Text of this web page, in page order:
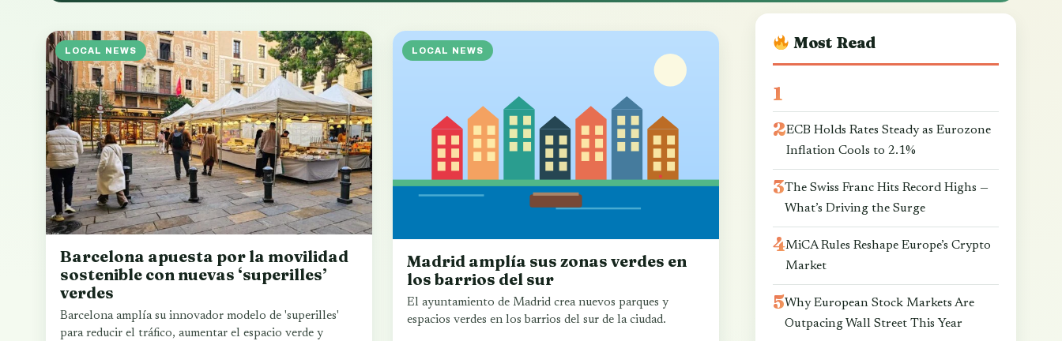
LOCAL NEWS
Barcelona apuesta por la movilidad
sostenible con nuevas ‘superilles’
verdes
Barcelona amplía su innovador modelo de 'superilles'
para reducir el tráfico, aumentar el espacio verde y
LOCAL NEWS
Madrid amplía sus zonas verdes en
los barrios del sur
El ayuntamiento de Madrid crea nuevos parques y
espacios verdes en los barrios del sur de la ciudad.
Most Read
ECB Holds Rates Steady as Eurozone
Inflation Cools to 2.1%
The Swiss Franc Hits Record Highs —
What’s Driving the Surge
MiCA Rules Reshape Europe’s Crypto
Market
Why European Stock Markets Are
Outpacing Wall Street This Year